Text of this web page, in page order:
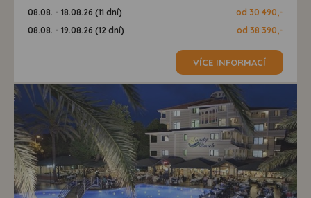
08.08. - 18.08.26 (11 dní)
od 30 490,-
08.08. - 19.08.26 (12 dní)
od 38 390,-
VÍCE INFORMACÍ